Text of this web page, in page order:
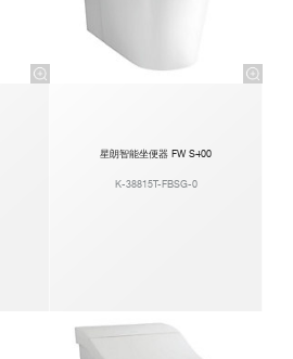
星朗智能坐便器 FW S400
K-38815T-FBSG-0